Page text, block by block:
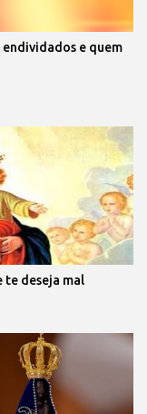
endividados e quem
te deseja mal